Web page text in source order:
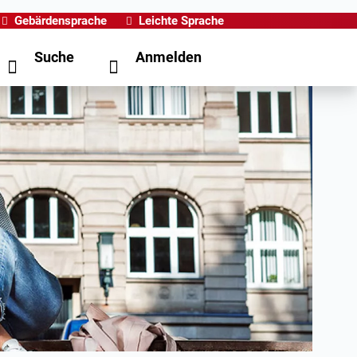
Gebärdensprache Leichte Sprache
Suche Anmelden